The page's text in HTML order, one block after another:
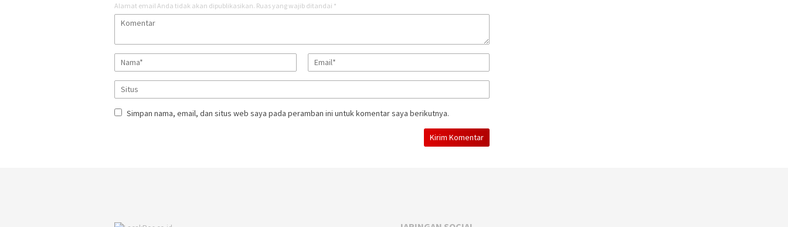
Alamat email Anda tidak akan dipublikasikan. Ruas yang wajib ditandai *
Simpan nama, email, dan situs web saya pada peramban ini untuk komentar saya berikutnya.